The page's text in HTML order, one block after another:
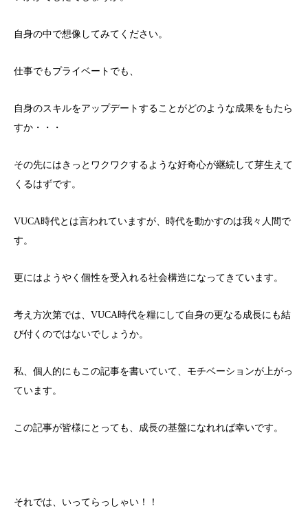
自身の中で想像してみてください。
仕事でもプライベートでも、
自身のスキルをアップデートすることがどのような成果をもたら
すか・・・
その先にはきっとワクワクするような好奇心が継続して芽生えて
くるはずです。
VUCA時代とは言われていますが、時代を動かすのは我々人間で
す。
更にはようやく個性を受入れる社会構造になってきています。
考え方次第では、VUCA時代を糧にして自身の更なる成長にも結
び付くのではないでしょうか。
私、個人的にもこの記事を書いていて、モチベーションが上がっ
ています。
この記事が皆様にとっても、成長の基盤になれれば幸いです。
それでは、いってらっしゃい！！